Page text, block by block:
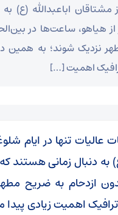
اباعبدالله (ع) به
هیاهو، ساعت‌ها در
نزدیک شوند؛ به همین
اهمیت […]
عالیات تنها در
به دنبال زمانی هستند
ازدحام به ضریح
اهمیت زیادی